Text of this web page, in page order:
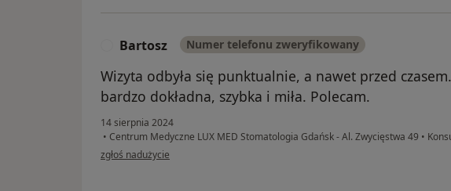
Bartosz Numer telefonu zweryfikowany
Wizyta odbyła się punktualnie, a nawet przed
bardzo dokładna, szybka i miła. Polecam.
14 sierpnia 2024
• Centrum Medyczne LUX MED Stomatologia Gdańsk - Al. Zwycięstwa 49 •
w opinii użytkownika Bartosz
zgłoś nadużycie